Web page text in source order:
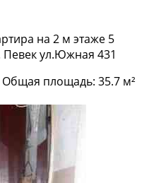
на 2 м этаже 5
Певек ул.Южная 431
площадь: 35.7 м²